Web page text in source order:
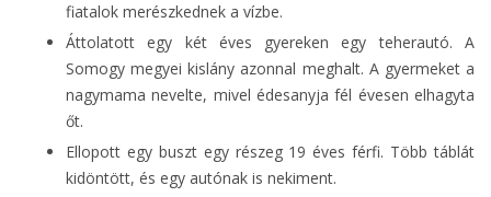
fiatalok merészkednek a vízbe.
Áttolatott egy két éves gyereken egy teherautó. A
Somogy megyei kislány azonnal meghalt. A gyermeket a
nagymama nevelte, mivel édesanyja fél évesen elhagyta
őt.
Ellopott egy buszt egy részeg 19 éves férfi. Több táblát
kidöntött, és egy autónak is nekiment.